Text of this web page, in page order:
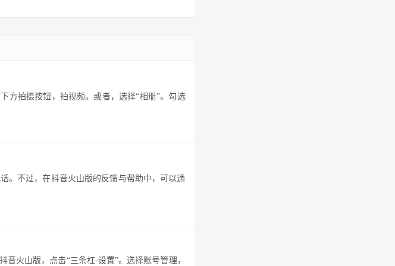
方拍摄按钮，拍视频。或者，选择“相册”。勾选
。不过，在抖音火山版的反馈与帮助中，可以通
火山版，点击“三条杠-设置”。选择账号管理，